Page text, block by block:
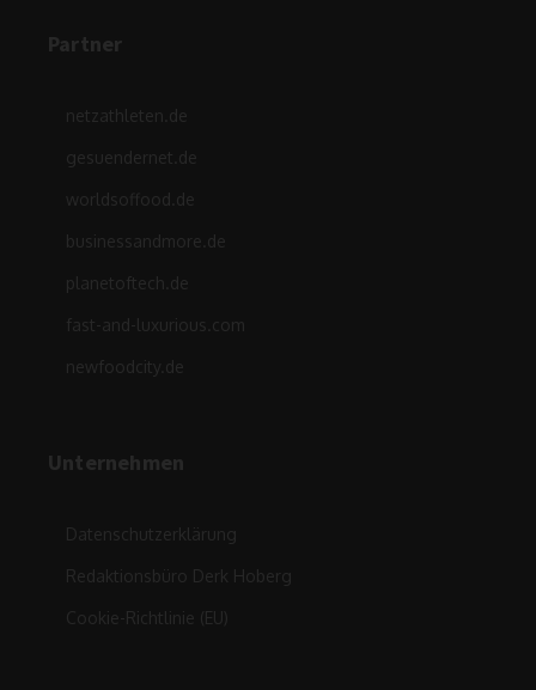
Partner
netzathleten.de
gesuendernet.de
worldsoffood.de
businessandmore.de
planetoftech.de
fast-and-luxurious.com
newfoodcity.de
Unternehmen
Datenschutzerklärung
Redaktionsbüro Derk Hoberg
Cookie-Richtlinie (EU)